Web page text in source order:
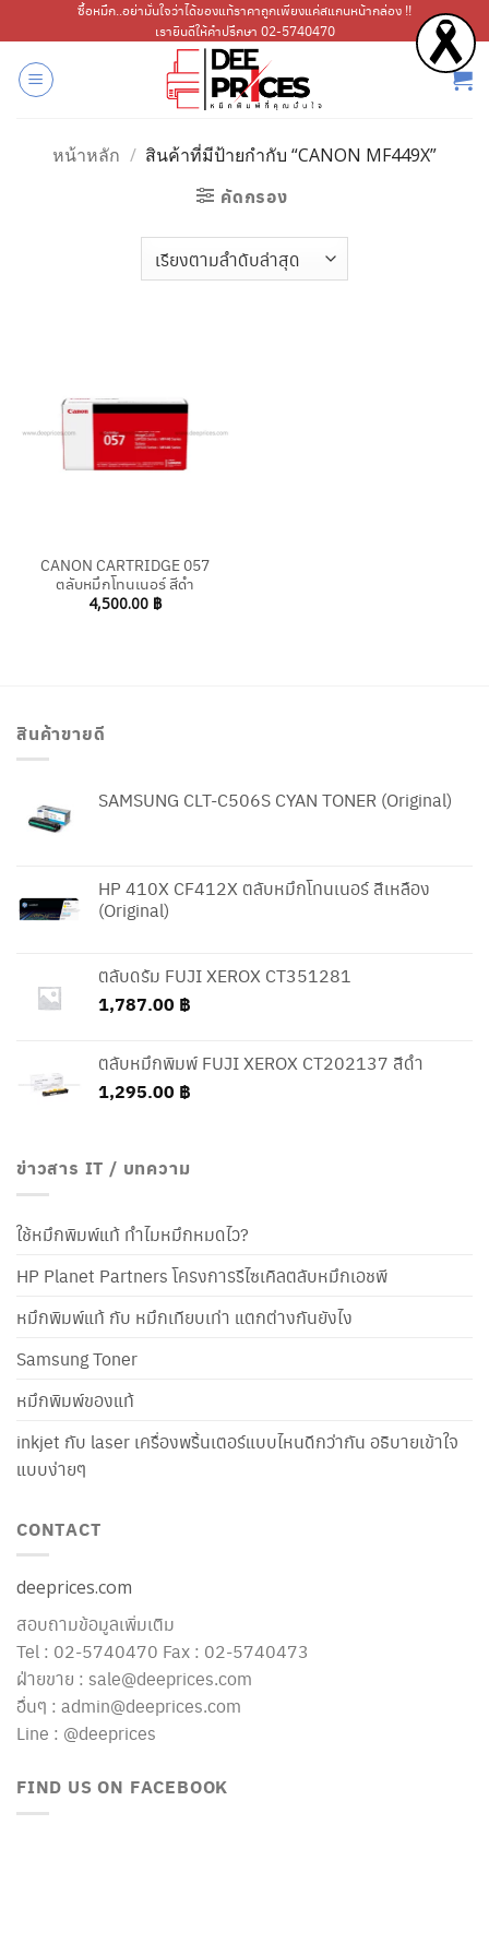
ไป
เนื้อหา
ซื้อหมึก..อย่ามั่นใจว่าได้ของแท้ราคาถูกเพียงแค่สแกนหน้ากล่อง !!
เรายินดีให้คำปรึกษา 02-5740470
หน้าหลัก / สินค้าที่มีป้ายกำกับ “CANON MF449X”
คัดกรอง
CANON CARTRIDGE 057
ตลับหมึกโทนเนอร์ สีดำ
4,500.00 ฿
สินค้าขายดี
SAMSUNG CLT-C506S CYAN TONER (Original)
HP 410X CF412X ตลับหมึกโทนเนอร์ สีเหลือง
(Original)
ตลับดรัม FUJI XEROX CT351281
1,787.00 ฿
ตลับหมึกพิมพ์ FUJI XEROX CT202137 สีดำ
1,295.00 ฿
ข่าวสาร IT / บทความ
ใช้หมึกพิมพ์แท้ ทำไมหมึกหมดไว?
HP Planet Partners โครงการรีไซเคิลตลับหมึกเอชพี
หมึกพิมพ์แท้ กับ หมึกเทียบเท่า แตกต่างกันยังไง
Samsung Toner
หมึกพิมพ์ของแท้
inkjet กับ laser เครื่องพริ้นเตอร์แบบไหนดีกว่ากัน อธิบายเข้าใจ
แบบง่ายๆ
CONTACT
deeprices.com
สอบถามข้อมูลเพิ่มเติม
Tel : 02-5740470 Fax : 02-5740473
ฝ่ายขาย : sale@deeprices.com
อื่นๆ : admin@deeprices.com
Line : @deeprices
FIND US ON FACEBOOK